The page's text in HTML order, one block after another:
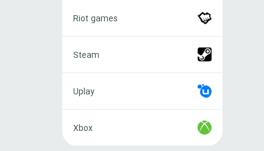
games
Riot games
Steam
Uplay
Xbox